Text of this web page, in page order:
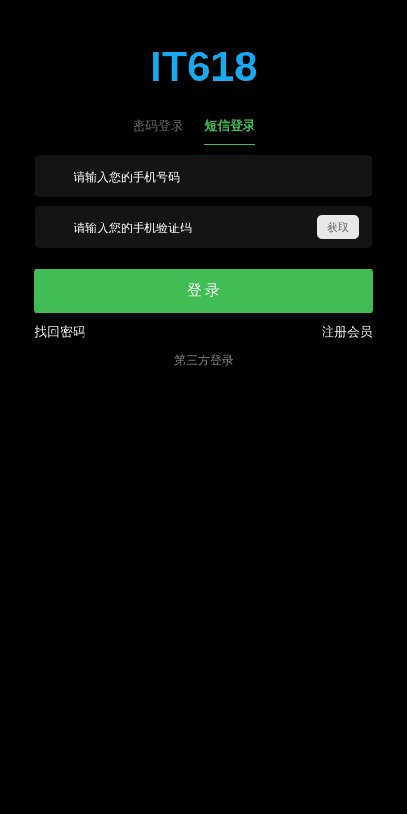
IT618
密码登录 短信登录
登 录
注册会员
找回密码
第三方登录